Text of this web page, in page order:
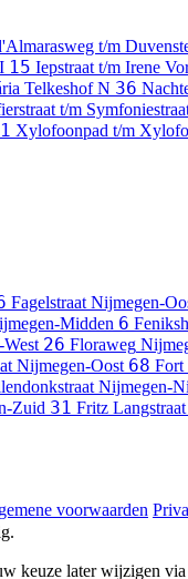
t/m
I 15 Iepstraat t/m Irene
TelkeshofN 36
t/m
1 Xylofoonpad t/m
Fagelstraat Nijmegen-
Midden 6
26 Floraweg
Nijmegen-Oost 68 Fort
Nijmegen-
Zuid 31 Fritz Langstraat
voorwaarden
keuze later wijzigen via